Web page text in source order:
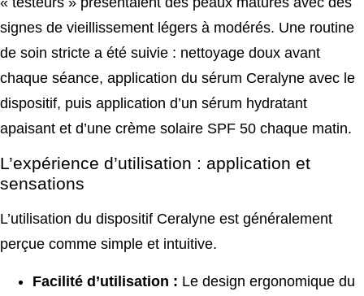
signes de vieillissement légers à modérés. Une routine
de soin stricte a été suivie : nettoyage doux avant
chaque séance, application du sérum Ceralyne avec le
dispositif, puis application d’un sérum hydratant
apaisant et d’une crème solaire SPF 50 chaque matin.
L’expérience d’utilisation : application et
sensations
L’utilisation du dispositif Ceralyne est généralement
perçue comme simple et intuitive.
Facilité d’utilisation : Le design ergonomique du